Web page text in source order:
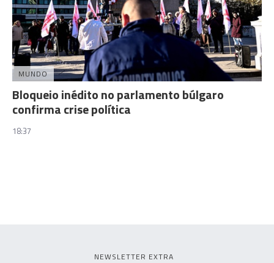
MUNDO
Bloqueio inédito no parlamento búlgaro
confirma crise política
18:37
NEWSLETTER EXTRA